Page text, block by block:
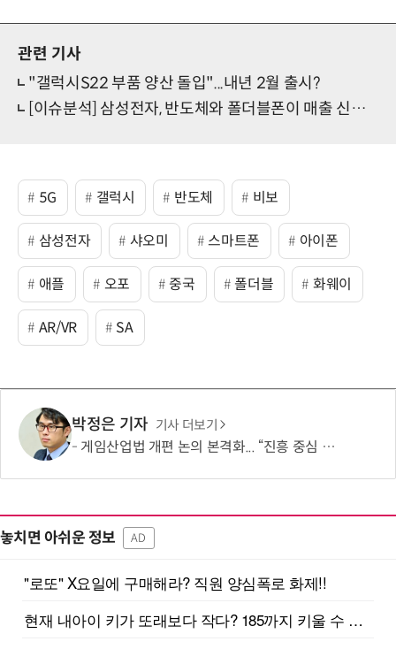
관련 기사
"갤럭시S22 부품 양산 돌입"...내년 2월 출시?
[이슈분석] 삼성전자, 반도체와 폴더블폰이 매출 신기록 견인
5G 갤럭시 반도체 비보
삼성전자 샤오미 스마트폰 아이폰
애플 오포 중국 폴더블 화웨이
AR/VR SA
박정은 기자 기사 더보기
게임산업법 개편 논의 본격화... “진흥 중심 전환 속 세부 보완 필요”
놓치면 아쉬운 정보 AD